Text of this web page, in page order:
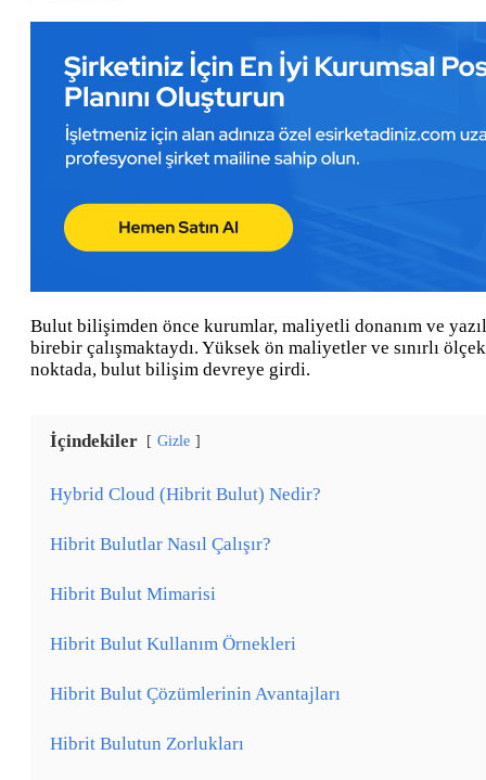
Bulut bilişimden önce kurumlar, maliyetli donanım ve
birebir çalışmaktaydı. Yüksek ön maliyetler ve sınırlı
noktada, bulut bilişim devreye girdi.
İçindekiler Gizle
Hybrid Cloud (Hibrit Bulut) Nedir?
Hibrit Bulutlar Nasıl Çalışır?
Hibrit Bulut Mimarisi
Hibrit Bulut Kullanım Örnekleri
Hibrit Bulut Çözümlerinin Avantajları
Hibrit Bulutun Zorlukları